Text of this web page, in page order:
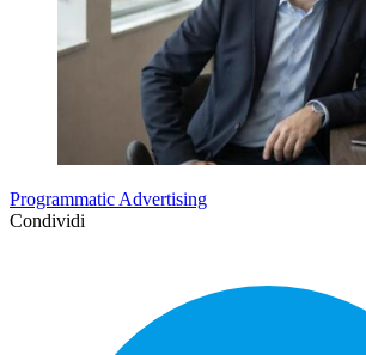
Programmatic Advertising
Condividi